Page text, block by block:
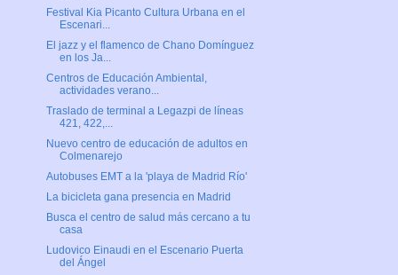
Festival Kia Picanto Cultura Urbana en el
Escenari...
El jazz y el flamenco de Chano Domínguez
en los Ja...
Centros de Educación Ambiental,
actividades verano...
Traslado de terminal a Legazpi de líneas
421, 422,...
Nuevo centro de educación de adultos en
Colmenarejo
Autobuses EMT a la 'playa de Madrid Río'
La bicicleta gana presencia en Madrid
Busca el centro de salud más cercano a tu
casa
Ludovico Einaudi en el Escenario Puerta
del Ángel